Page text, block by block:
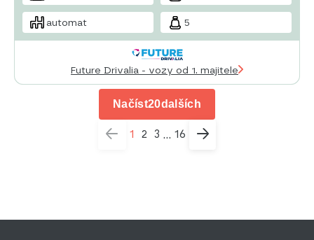
automat 5
Future Drivalia - vozy od 1. majitele
Načíst20dalších
1 2 3 ... 16